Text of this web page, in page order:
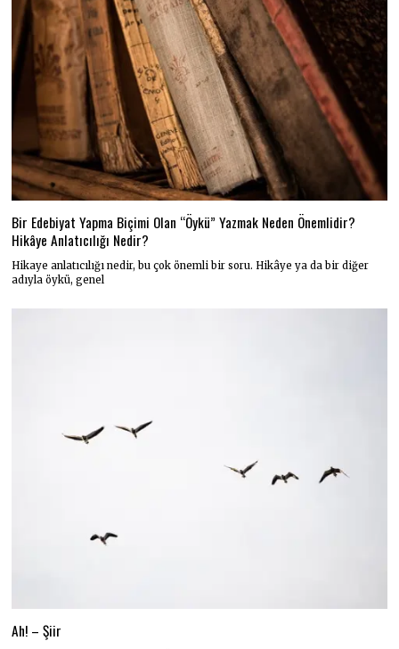
Bir Edebiyat Yapma Biçimi Olan “Öykü” Yazmak Neden Önemlidir?
Hikâye Anlatıcılığı Nedir?
Hikaye anlatıcılığı nedir, bu çok önemli bir soru. Hikâye ya da bir diğer
adıyla öykü, genel
Ah! – Şiir